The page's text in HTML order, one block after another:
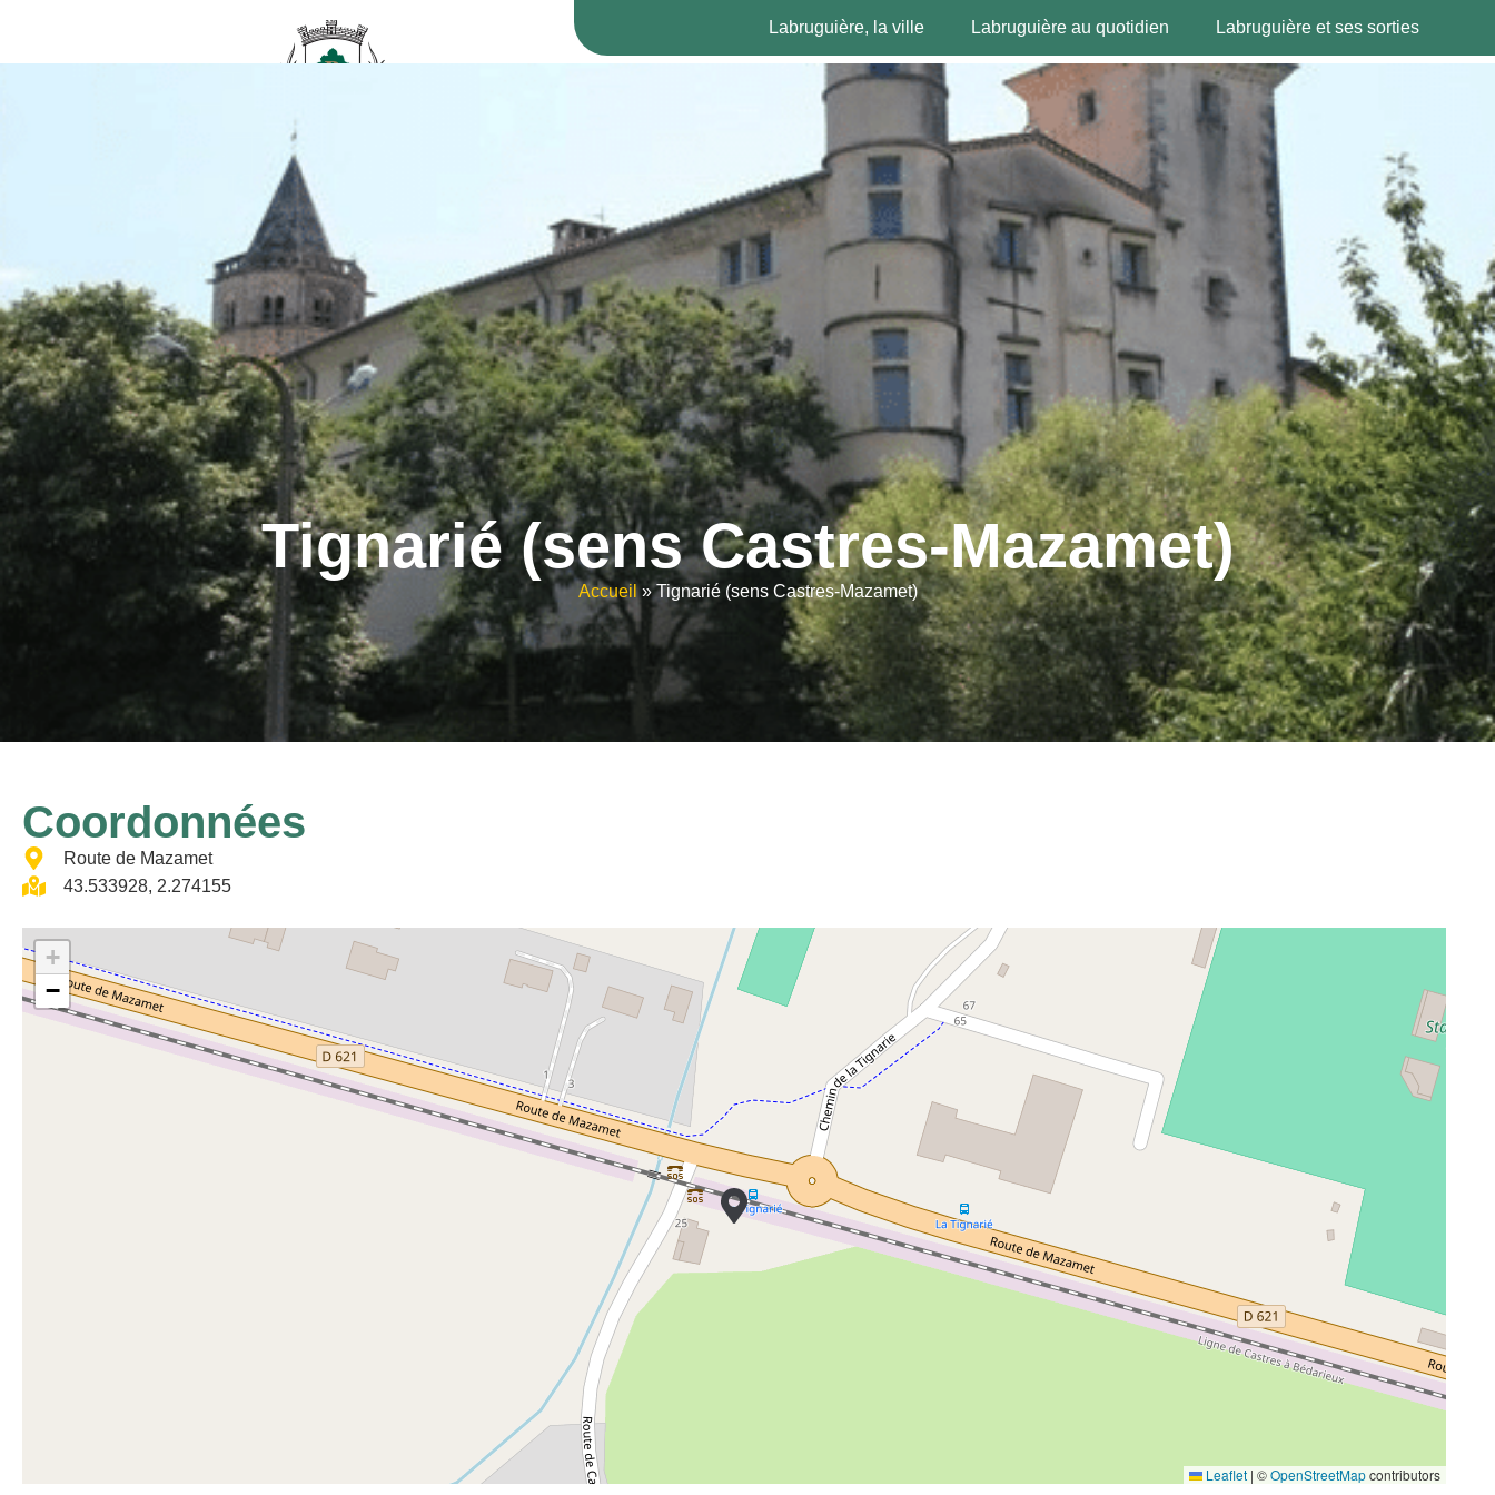
Labruguière, la ville Labruguière au quotidien Labruguière et ses sorties
Tignarié (sens Castres-Mazamet)
Tignarié (sens Castres-Mazamet)
Accueil»Tignarié (sens Castres-Mazamet)
Coordonnées
Route de Mazamet
43.533928, 2.274155
+
−
Leaflet | ©OpenStreetMapcontributors